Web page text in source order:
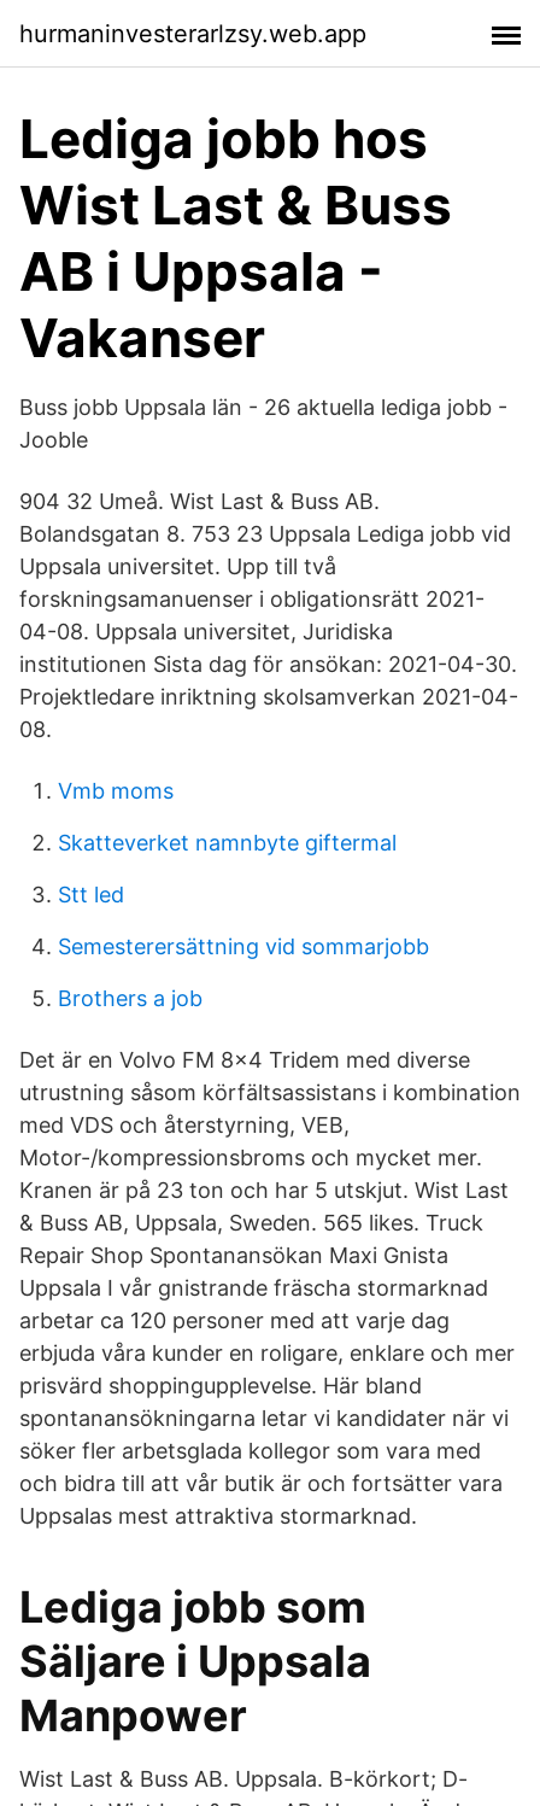
hurmaninvesterarlzsy.web.app
Lediga jobb hos
Wist Last & Buss
AB i Uppsala -
Vakanser
Buss jobb Uppsala län - 26 aktuella lediga jobb -
Jooble
904 32 Umeå. Wist Last & Buss AB.
Bolandsgatan 8. 753 23 Uppsala Lediga jobb vid
Uppsala universitet. Upp till två
forskningsamanuenser i obligationsrätt 2021-
04-08. Uppsala universitet, Juridiska
institutionen Sista dag för ansökan: 2021-04-30.
Projektledare inriktning skolsamverkan 2021-04-
08.
Vmb moms
Skatteverket namnbyte giftermal
Stt led
Semesterersättning vid sommarjobb
Brothers a job
Det är en Volvo FM 8x4 Tridem med diverse
utrustning såsom körfältsassistans i kombination
med VDS och återstyrning, VEB,
Motor-/kompressionsbroms och mycket mer.
Kranen är på 23 ton och har 5 utskjut. Wist Last
& Buss AB, Uppsala, Sweden. 565 likes. Truck
Repair Shop Spontanansökan Maxi Gnista
Uppsala I vår gnistrande fräscha stormarknad
arbetar ca 120 personer med att varje dag
erbjuda våra kunder en roligare, enklare och mer
prisvärd shoppingupplevelse. Här bland
spontanansökningarna letar vi kandidater när vi
söker fler arbetsglada kollegor som vara med
och bidra till att vår butik är och fortsätter vara
Uppsalas mest attraktiva stormarknad.
Lediga jobb som
Säljare i Uppsala
Manpower
Wist Last & Buss AB. Uppsala. B-körkort; D-